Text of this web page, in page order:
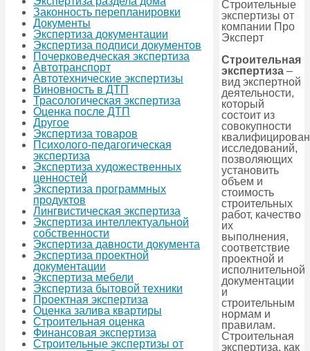
Строительная
экспертиза –
вид экспертной
деятельности,
который
состоит из
совокупности
исследований,
позволяющих
установить
объем и
стоимость
строительных
работ, качество
их
выполнения,
соответствие
проектной и
исполнительной
документации
и
строительным
нормам и
правилам.
Строительная
экспертиза, как
Законность перепланировки
Документы
Экспертиза документации
Экспертиза подписи документов
Почерковедческая экспертиза
Автотранспорт
Автотехнические экспертизы
Виновность в ДТП
Трасологическая экспертиза
Оценка после ДТП
Другое
Экспертиза товаров
Психолого-педагогическая
экспертиза
Экспертиза художественных
ценностей
Экспертиза программных
продуктов
Лингвистическая экспертиза
Экспертиза интеллектуальной
собственности
Экспертиза давности документа
Экспертиза проектной
документации
Экспертиза мебели
Экспертиза бытовой техники
Проектная экспертиза
Оценка залива квартиры
Строительная оценка
Финансовая экспертиза
Строительные экспертизы от